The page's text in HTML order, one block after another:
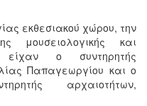
εκθεσιακού χώρου, την
μουσειολογικής και
είχαν ο συντηρητής
Παπαγεωργίου και ο
αρχαιοτήτων,